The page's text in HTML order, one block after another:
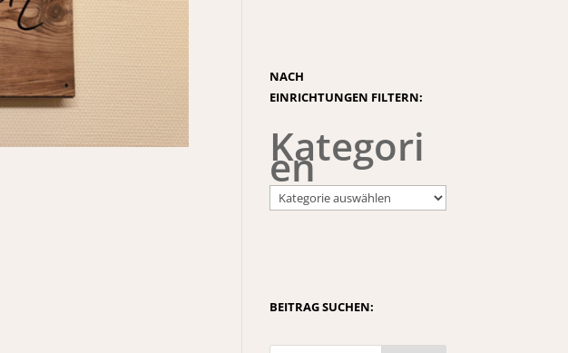
NACH
EINRICHTUNGEN FILTERN:
Kategori
en
BEITRAG SUCHEN: